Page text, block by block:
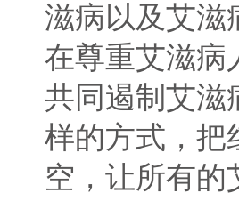
滋病以及艾滋
在尊重艾滋病
共同遏制艾滋
样的方式，把
空，让所有的